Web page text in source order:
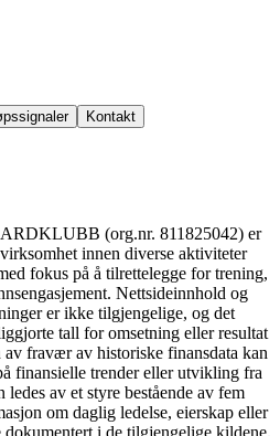
Kontakt
(org.nr. 811825042) er
innen diverse aktiviteter
fokus på å tilrettelegge for trening,
Nettsideinnhold og
er ikke tilgjengelige, og det
tall for omsetning eller resultat
av fravær av historiske finansdata kan
finansielle trender eller utvikling fra
ledes av et styre bestående av fem
om daglig ledelse, eierskap eller
i de tilgjengelige kildene.